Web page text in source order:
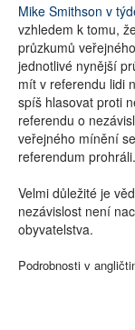
Mike Smithson v
vzhledem k tomu,
průzkumů
jednotlivé nynější
mít v referendu lidi
spíš hlasovat proti
referendu o
veřejného mínění
referendum prohráli.
Velmi důležité je
nezávislost není
obyvatelstva.
Podrobnosti v